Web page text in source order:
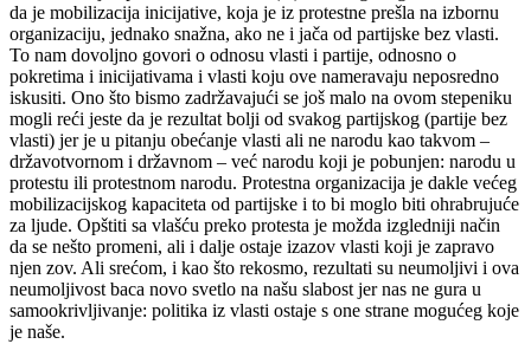
da je mobilizacija inicijative, koja je iz protestne prešla na izbornu
organizaciju, jednako snažna, ako ne i jača od partijske bez vlasti.
To nam dovoljno govori o odnosu vlasti i partije, odnosno o
pokretima i inicijativama i vlasti koju ove nameravaju neposredno
iskusiti. Ono što bismo zadržavajući se još malo na ovom stepeniku
mogli reći jeste da je rezultat bolji od svakog partijskog (partije bez
vlasti) jer je u pitanju obećanje vlasti ali ne narodu kao takvom –
državotvornom i državnom – već narodu koji je pobunjen: narodu u
protestu ili protestnom narodu. Protestna organizacija je dakle većeg
mobilizacijskog kapaciteta od partijske i to bi moglo biti ohrabrujuće
za ljude. Opštiti sa vlašću preko protesta je možda izgledniji način
da se nešto promeni, ali i dalje ostaje izazov vlasti koji je zapravo
njen zov. Ali srećom, i kao što rekosmo, rezultati su neumoljivi i ova
neumoljivost baca novo svetlo na našu slabost jer nas ne gura u
samookrivljivanje: politika iz vlasti ostaje s one strane mogućeg koje
je naše.